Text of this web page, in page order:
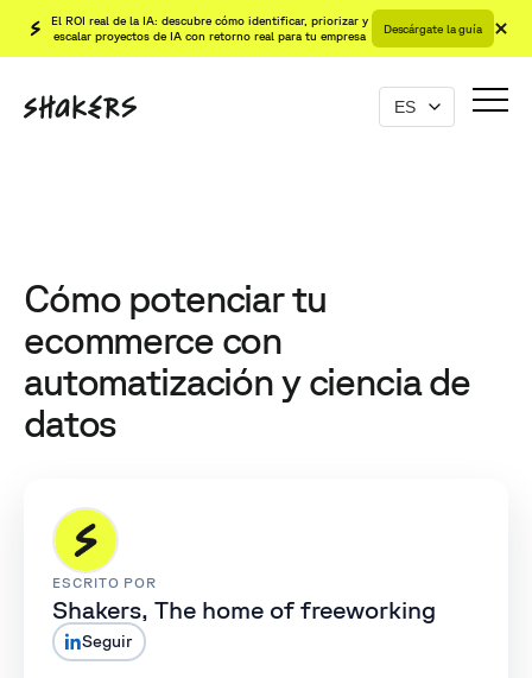
El ROI real de la IA: descubre cómo identificar, priorizar y
escalar proyectos de IA con retorno real para tu empresa
Descárgate la guía
Cómo potenciar tu
ecommerce con
automatización y ciencia de
datos
ESCRITO POR
Shakers, The home of freeworking
Seguir